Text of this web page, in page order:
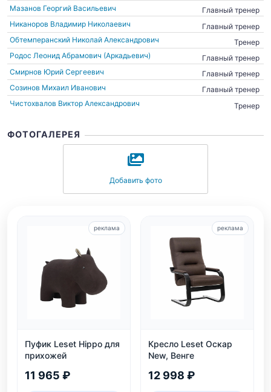
Мазанов Георгий Васильевич
Главный тренер
Никаноров Владимир Николаевич
Главный тренер
Обтемперанский Николай Александрович
Тренер
Родос Леонид Абрамович (Аркадьевич)
Главный тренер
Смирнов Юрий Сергеевич
Главный тренер
Созинов Михаил Иванович
Главный тренер
Чистохвалов Виктор Александрович
Тренер
ФОТОГАЛЕРЕЯ
Добавить фото
Пуфик Leset Hippo для
прихожей
11 965 ₽
реклама
Кресло Leset Оскар
New, Венге
12 998 ₽
реклама